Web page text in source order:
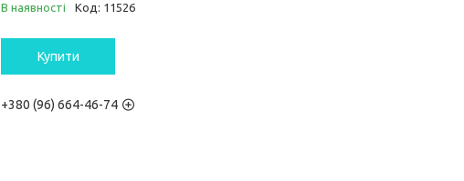
В наявності Код: 11526
Купити
+380 (96) 664-46-74